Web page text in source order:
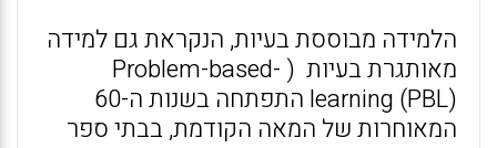
הלמידה מבוססת בעיות, הנקראת גם למידה
מאותגרת בעיות ( Problem-based-
learning (PBL) התפתחה בשנות ה-60
המאוחרות של המאה הקודמת, בבתי ספר